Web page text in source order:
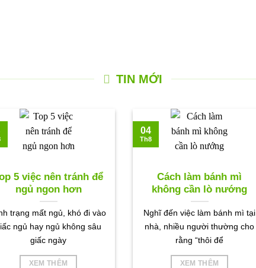
TIN MỚI
5 việc nên tránh để
ngủ ngon hơn
trạng mất ngủ, khó đi vào
ngủ hay ngủ không sâu
giấc ngày
XEM THÊM
Cách làm bánh mì
không cần lò nướng
Nghĩ đến việc làm bánh mì tại
nhà, nhiều người thường cho
rằng “thôi để
XEM THÊM
04
Th8